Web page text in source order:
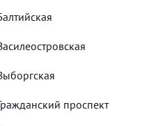
проспект